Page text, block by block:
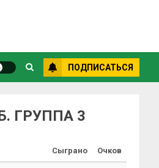
ПОДПИСАТЬСЯ
ГРУППА 3
Сыграно Очков